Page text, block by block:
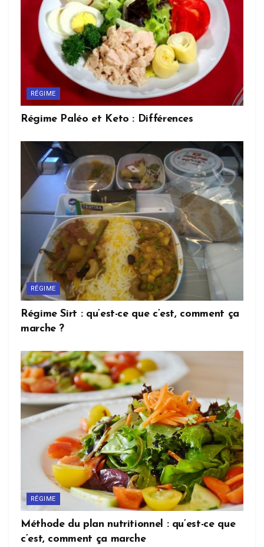
RÉGIME
Régime Paléo et Keto : Différences
RÉGIME
Régime Sirt : qu’est-ce que c’est, comment ça
marche ?
RÉGIME
Méthode du plan nutritionnel : qu’est-ce que
c’est, comment ça marche